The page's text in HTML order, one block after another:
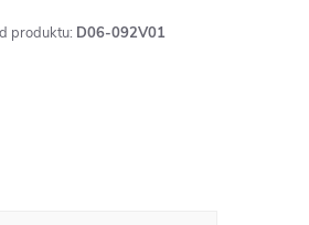
produktu: D06-092V01